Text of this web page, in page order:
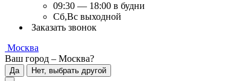
09:30 — 18:00 в будни
Сб,Вс выходной
Заказать звонок
Москва
Ваш город – Москва?
Да Нет, выбрать другой